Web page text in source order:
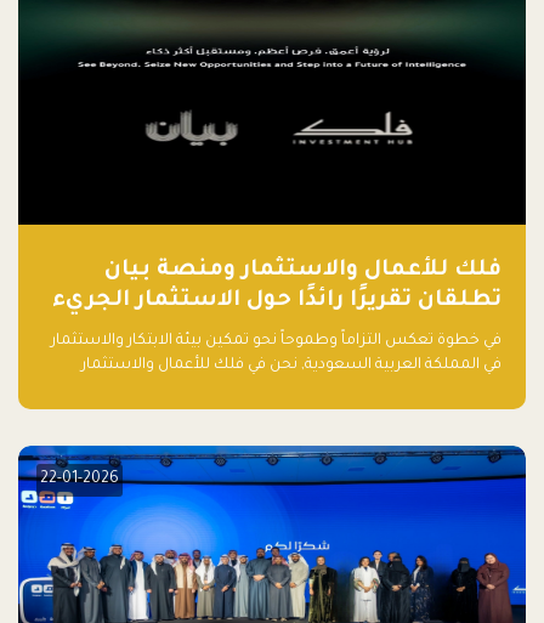
فلك للأعمال والاستثمار ومنصة بيان
تطلقان تقريرًا رائدًا حول الاستثمار الجريء
في الذكاء الاصطناعي بالمملكة العربية
السعودية
في خطوة تعكس التزاماً وطموحاً نحو تمكين بيئة الابتكار والاستثمار
في المملكة العربية السعودية, نحن في فلك للأعمال والاستثمار
الذكاء الاصطناعي: خارطة الطريق للمستثمرين ورواد الأعمال في
22-01-2026